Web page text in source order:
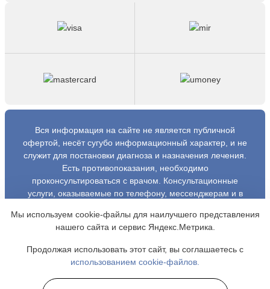
Вся информация на сайте не является публичной
офертой, несёт сугубо информационный характер, и не
служит для постановки диагноза и назначения лечения.
Есть противопоказания, необходимо
проконсультироваться с врачом. Консультационные
услуги, оказываемые по телефону, мессенджерам и в
характер и не являются медицинскими услугами.
Оставаясь на сайте вы соглашаетесь на использование
Copyright © 2026 Рецепт свободы. Все права
защищены.
Мы используем cookie-файлы для наилучшего представления
нашего сайта и сервис Яндекс.Метрика.
Продолжая использовать этот сайт, вы соглашаетесь с
использованием cookie-файлов.